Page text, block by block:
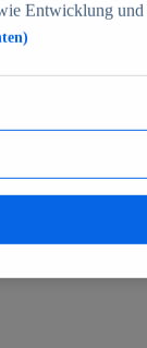
70+
Entwicklung